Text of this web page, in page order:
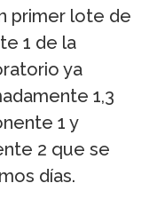
primer lote de
1 de la
ya
1,3
1 y
2 que se
días.